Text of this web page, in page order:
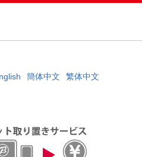
簡体中文 繁体中文